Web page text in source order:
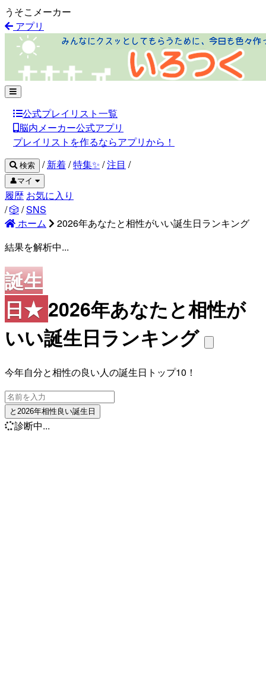
うそこメーカー
アプリ
公式プレイリスト一覧
脳内メーカー公式アプリ
プレイリストを作るならアプリから！
検索 / 新着/特集✨ /注目 /
👤マイ
履歴 お気に入り
/🎲 /SNS
ホーム
2026年あなたと相性がいい誕生日ランキング
結果を解析中...
誕生
日★ 2026年あなたと相性が
いい誕生日ランキング
今年自分と相性の良い人の誕生日トップ10！
と2026年相性良い誕生日
診断中...